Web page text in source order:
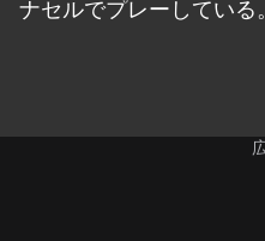
ナセルでプレーしている。